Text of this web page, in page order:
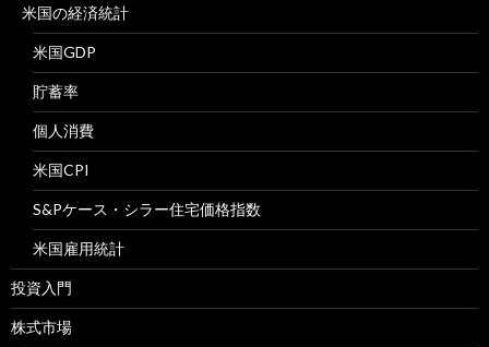
米国の経済統計
米国GDP
貯蓄率
個人消費
米国CPI
S&Pケース・シラー住宅価格指数
米国雇用統計
投資入門
株式市場